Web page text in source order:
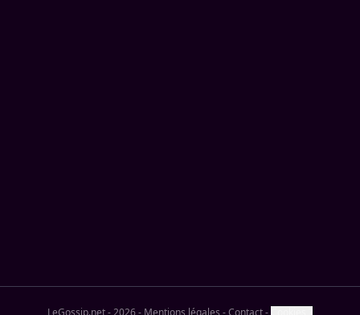
LeGossip.net - 2026- Mentions légales -Contact-